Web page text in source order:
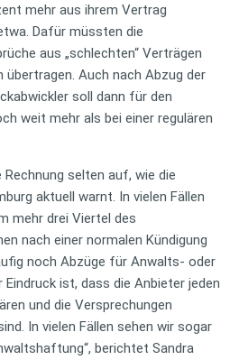
mehr aus ihrem Vertrag
Dafür müssten die
aus „schlechten“ Verträgen
Auch nach Abzug der
soll dann für den
weit mehr als bei einer regulären
Rechnung selten auf, wie die
aktuell warnt. In vielen Fällen
mehr drei Viertel des
nach einer normalen Kündigung
noch Abzüge für Anwalts- oder
ist, dass die Anbieter jeden
und die Versprechungen
In vielen Fällen sehen wir sogar
berichtet Sandra